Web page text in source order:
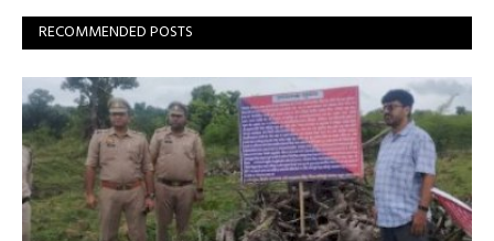
RECOMMENDED POSTS